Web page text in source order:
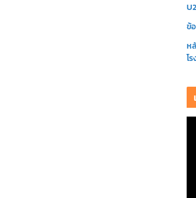
ข้
ห
โ